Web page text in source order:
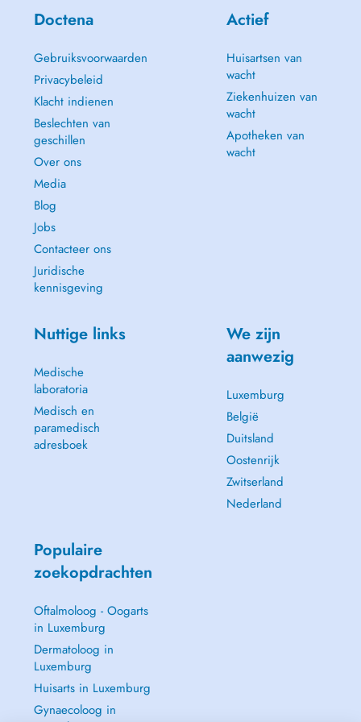
Doctena
Gebruiksvoorwaarden
Privacybeleid
Klacht indienen
Beslechten van
geschillen
Over ons
Media
Blog
Jobs
Contacteer ons
Juridische
kennisgeving
Actief
Huisartsen van
wacht
Ziekenhuizen van
wacht
Apotheken van
wacht
Nuttige links
Medische
laboratoria
Medisch en
paramedisch
adresboek
We zijn
aanwezig
Luxemburg
België
Duitsland
Oostenrijk
Zwitserland
Nederland
Populaire
zoekopdrachten
Oftalmoloog - Oogarts
in Luxemburg
Dermatoloog in
Luxemburg
Huisarts in Luxemburg
Gynaecoloog in